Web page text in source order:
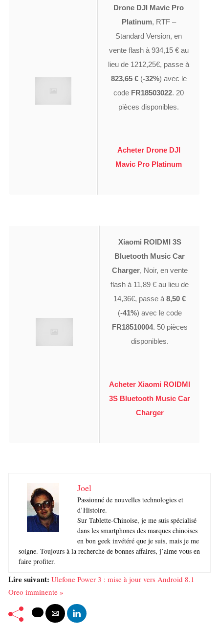
Drone DJI Mavic Pro
Platinum, RTF –
Standard Version, en
vente flash à 934,15 € au
lieu de 1212,25€, passe à
823,65 €(-32%) avec le
code FR18503022. 20
pièces disponibles.
Acheter Drone DJI
Mavic Pro Platinum
Xiaomi ROIDMI 3S
Bluetooth Music Car
Charger, Noir, en vente
flash à 11,89 € au lieu de
14,36€, passe à 8,50 €
(-41%) avec le code
FR18510004. 50 pièces
disponibles.
Acheter Xiaomi ROIDMI
3S Bluetooth Music Car
Charger
Joel
Passionné de nouvelles technologies et
d’Histoire.
Sur Tablette-Chinoise, je me suis spécialisé
dans les smartphones des marques chinoises
en bon geek invétéré que je suis, mais je me
soigne. Toujours à la recherche de bonnes affaires, j’aime vous en
faire profiter.
Lire suivant: Ulefone Power 3 : mise à jour vers Android 8.1
Oreo imminente »